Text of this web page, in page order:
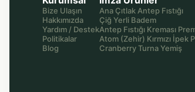
Bize Ulaşın
Hakkımızda
Yardım / Destek
Politikalar
Blog
Ana Çıtlak Antep Fıstığı
Çiğ Yerli Badem
Antep Fıstığı Kreması
Atom (Zehir) Kırmızı İpek
Cranberry Turna Yemiş